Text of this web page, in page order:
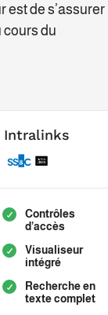
est de s’assurer
cours du
Intralinks
Contrôles
d’accès
Visualiseur
intégré
Recherche en
texte complet